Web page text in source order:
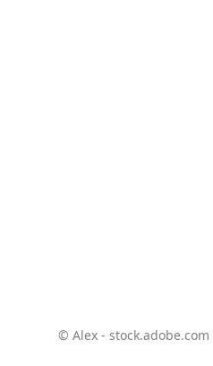
© Alex - stock.adobe.com